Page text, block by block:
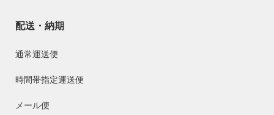
配送・納期
通常運送便
時間帯指定運送便
メール便